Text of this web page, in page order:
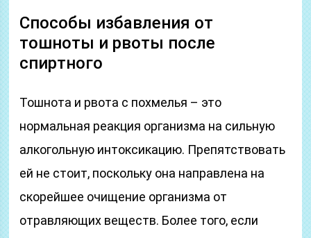
Способы избавления от
тошноты и рвоты после
спиртного
Тошнота и рвота с похмелья – это
нормальная реакция организма на сильную
алкогольную интоксикацию. Препятствовать
ей не стоит, поскольку она направлена на
скорейшее очищение организма от
отравляющих веществ. Более того, если